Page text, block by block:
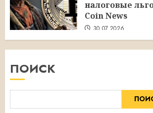
налоговые
Coin News
30.07.2026
ПОИСК